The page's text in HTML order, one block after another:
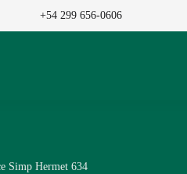
+54 299 656-0606
Simp Hermet 634